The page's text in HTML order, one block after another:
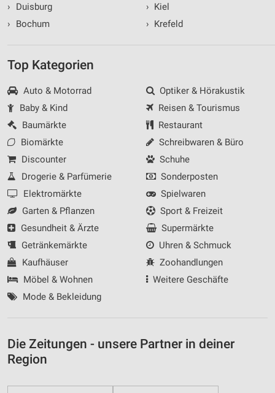
›
Duisburg
›
Bochum
› Kiel
› Krefeld
Top Kategorien
Auto & Motorrad
Baby & Kind
Baumärkte
Biomärkte
Discounter
Drogerie & Parfümerie
Elektromärkte
Garten & Pflanzen
Gesundheit & Ärzte
Getränkemärkte
Kaufhäuser
Möbel & Wohnen
Mode & Bekleidung
Optiker & Hörakustik
Reisen & Tourismus
Restaurant
Schreibwaren & Büro
Schuhe
Sonderposten
Spielwaren
Sport & Freizeit
Supermärkte
Uhren & Schmuck
Zoohandlungen
Weitere Geschäfte
Die Zeitungen - unsere Partner in deiner
Region